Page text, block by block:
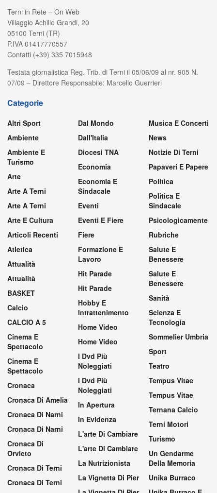
Terni in Rete – On Web
Villaggio Achille Grandi, 20
05100 Terni (TR)
P.IVA 01417770557
Contatti (+39) 335 7015948
Testata giornalistica Reg. Trib. di Terni il 05/06/09 al nr. 905 N.
07/09 – Direttore Responsabile: Marcello Guerrieri
Categorie
Altri Sport
Ambiente
Ambiente E
Turismo
Arte
Arte A Terni
Arte A Terni
Arte E Cultura
Articoli Recenti
Atletica
Attualità
Attualità
BASKET
Calcio
CALCIO A 5
Cinema E
Spettacolo
Cinema E
Spettacolo
Cronaca
Cronaca Di Amelia
Cronaca Di Narni
Cronaca Di Narni
Cronaca Di
Orvieto
Cronaca Di Terni
Cronaca Di Terni
Dal Mondo
Dall'Italia
Diocesi TNA
Economia
Economia E
Sindacale
Eventi
Eventi E Fiere
Fiere
Formazione E
Lavoro
Hit Parade
Hit Parade
Hobby E
Intrattenimento
Home Video
Home Video
I Dvd Più
Noleggiati
I Dvd Più
Noleggiati
In Apertura
In Evidenza
L'arte Di Cambiare
L'arte Di Cambiare
La Nutrizionista
La Vignetta Di Pier
Musica E Concerti
News
Notizie Di Terni
Papaveri E Papere
Politica
Politica E
Sindacale
Psicologicamente
Rubriche
Salute E
Benessere
Salute E
Benessere
Sanità
Scienza E
Tecnologia
Sommelier Umbria
Sport
Teatro
Tempus Vitae
Tempus Vitae
Ternana Calcio
Terni Motori
Turismo
Un Gendarme
Della Memoria
Unika Burraco